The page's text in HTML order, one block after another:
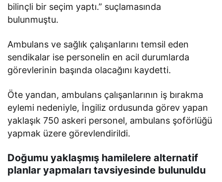
bilinçli bir seçim yaptı.” suçlamasında
bulunmuştu.
Ambulans ve sağlık çalışanlarını temsil eden
sendikalar ise personelin en acil durumlarda
görevlerinin başında olacağını kaydetti.
Öte yandan, ambulans çalışanlarının iş bırakma
eylemi nedeniyle, İngiliz ordusunda görev yapan
yaklaşık 750 askeri personel, ambulans şoförlüğü
yapmak üzere görevlendirildi.
Doğumu yaklaşmış hamilelere alternatif
planlar yapmaları tavsiyesinde bulunuldu